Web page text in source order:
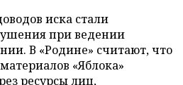
иска стали
при ведении
В «Родине» считают, что
«Яблока»
ресурсы лиц,